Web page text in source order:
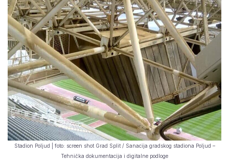
Stadion Poljud | foto: screen shot Grad Split / Sanacija gradskog stadiona Poljud –
Tehnička dokumentacija i digitalne podloge